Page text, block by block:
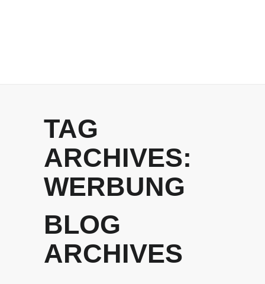
TAG
ARCHIVES:
WERBUNG
BLOG
ARCHIVES